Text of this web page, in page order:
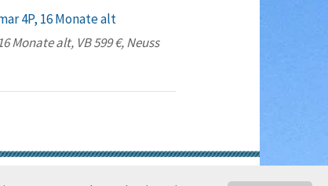
4P, 16 Monate alt
Monate alt, VB 599 €, Neuss